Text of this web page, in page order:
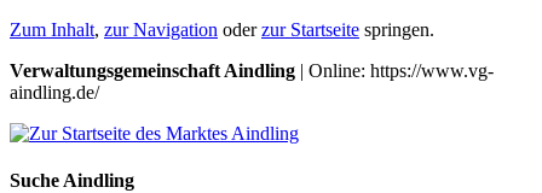
Zum Inhalt, zur Navigation oderzur Startseite springen.
Verwaltungsgemeinschaft Aindling | Online: https://www.vg-
aindling.de/
Suche Aindling